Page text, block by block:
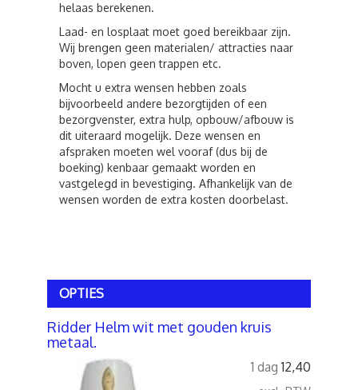
helaas berekenen.
Laad- en losplaat moet goed bereikbaar zijn.
Wij brengen geen materialen/ attracties naar
boven, lopen geen trappen etc.
Mocht u extra wensen hebben zoals
bijvoorbeeld andere bezorgtijden of een
bezorgvenster, extra hulp, opbouw/afbouw is
dit uiteraard mogelijk. Deze wensen en
afspraken moeten wel vooraf (dus bij de
boeking) kenbaar gemaakt worden en
vastgelegd in bevestiging. Afhankelijk van de
wensen worden de extra kosten doorbelast.
OPTIES
Ridder Helm wit met gouden kruis
metaal.
1 dag 12,40